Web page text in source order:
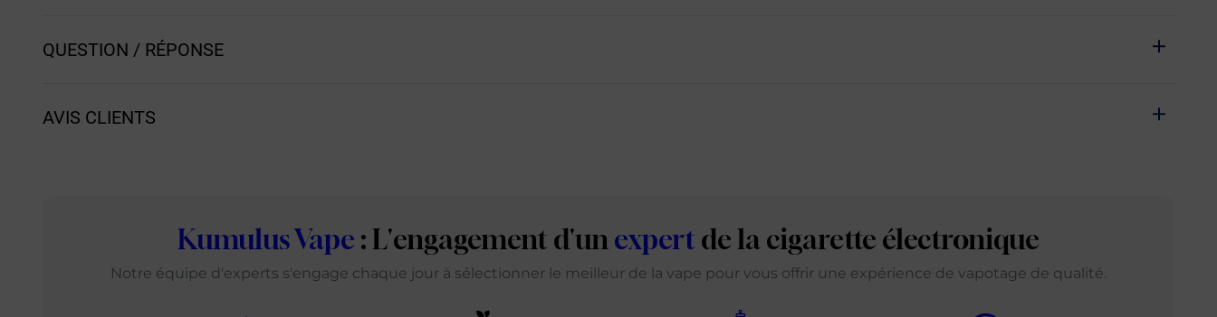
QUESTION / RÉPONSE
AVIS CLIENTS
Kumulus Vape : L'engagement d'un expert de la cigarette électronique
Notre équipe d'experts s'engage chaque jour à sélectionner le meilleur de la vape pour vous offrir une expérience de vapotage de qualité.